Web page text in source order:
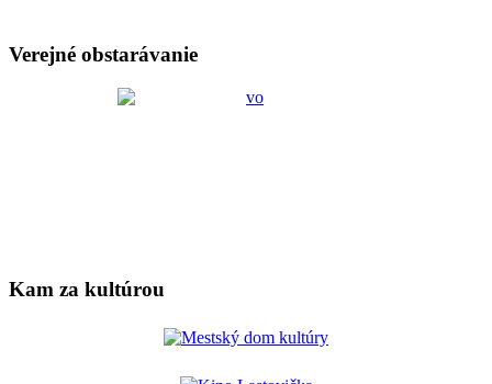
Verejné obstarávanie
Kam za kultúrou